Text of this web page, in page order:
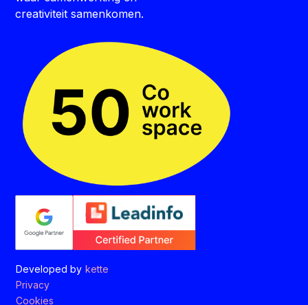
creativiteit samenkomen.
Developed by kette
Privacy
Cookies